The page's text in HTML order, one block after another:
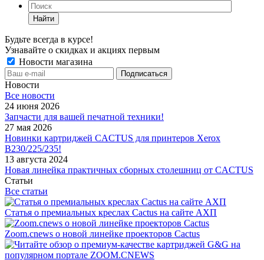
Найти
Будьте всегда в курсе!
Узнавайте о скидках и акциях первым
Новости магазина
Новости
Все новости
24 июня 2026
Запчасти для вашей печатной техники!
27 мая 2026
Новинки картриджей CACTUS для принтеров Xerox
B230/225/235!
13 августа 2024
Новая линейка практичных сборных столешниц от CACTUS
Статьи
Все статьи
Статья о премиальных креслах Cactus на сайте АХП
Zoom.cnews о новой линейке проекторов Cactus